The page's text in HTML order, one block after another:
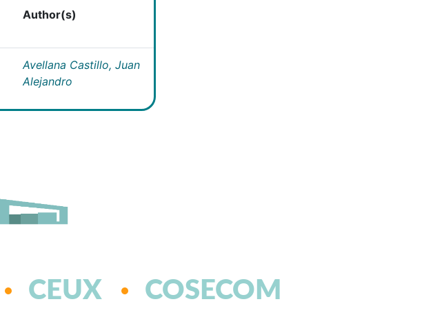
Author(s)
Avellana Castillo, Juan
Alejandro
CEUX COSECOM